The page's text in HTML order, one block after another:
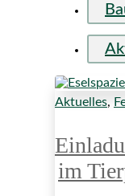
Aktuelles,
im